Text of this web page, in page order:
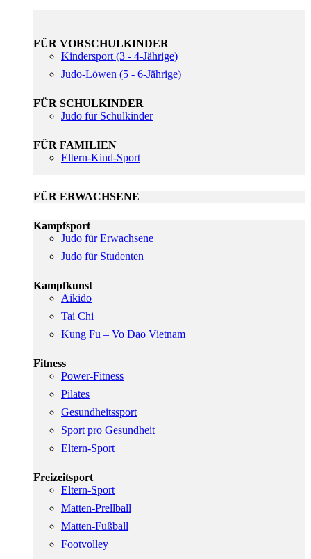
FÜR VORSCHULKINDER
Kindersport (3 - 4-Jährige)
Judo-Löwen (5 - 6-Jährige)
FÜR SCHULKINDER
Judo für Schulkinder
FÜR FAMILIEN
Eltern-Kind-Sport
FÜR ERWACHSENE
Kampfsport
Judo für Erwachsene
Judo für Studenten
Kampfkunst
Aikido
Tai Chi
Kung Fu – Vo Dao Vietnam
Fitness
Power-Fitness
Pilates
Gesundheitssport
Sport pro Gesundheit
Eltern-Sport
Freizeitsport
Eltern-Sport
Matten-Prellball
Matten-Fußball
Footvolley